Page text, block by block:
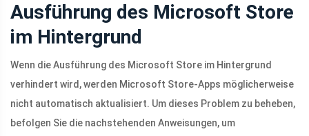
Ausführung des Microsoft Store
im Hintergrund
Wenn die Ausführung des Microsoft Store im Hintergrund
verhindert wird, werden Microsoft Store-Apps möglicherweise
nicht automatisch aktualisiert. Um dieses Problem zu beheben,
befolgen Sie die nachstehenden Anweisungen, um